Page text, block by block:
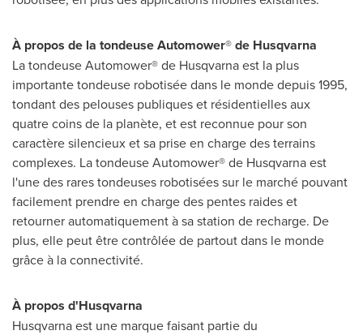
À propos de la tondeuse Automower®de Husqvarna
La tondeuse Automower® de Husqvarna est la plus
importante tondeuse robotisée dans le monde depuis 1995,
tondant des pelouses publiques et résidentielles aux
quatre coins de la planète, et est reconnue pour son
caractère silencieux et sa prise en charge des terrains
complexes. La tondeuse Automower® de Husqvarna est
l'une des rares tondeuses robotisées sur le marché pouvant
facilement prendre en charge des pentes raides et
retourner automatiquement à sa station de recharge. De
plus, elle peut être contrôlée de partout dans le monde
grâce à la connectivité.
À propos d'Husqvarna
Husqvarna est une marque faisant partie du